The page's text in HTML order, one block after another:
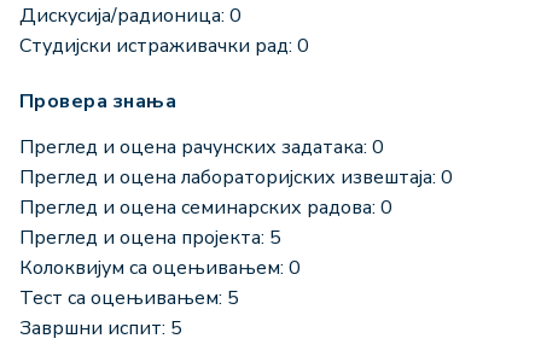
Дискусија/радионица: 0
Студијски истраживачки рад: 0
Провера знања
Преглед и оцена рачунских задатака: 0
Преглед и оцена лабораторијских извештаја: 0
Преглед и оцена семинарских радова: 0
Преглед и оцена пројекта: 5
Колоквијум са оцењивањем: 0
Тест са оцењивањем: 5
Завршни испит: 5